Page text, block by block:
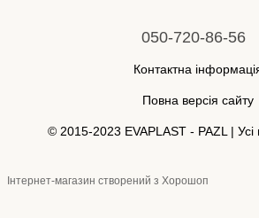
050-720-86-56
Контактна
Повна версія сайту
© 2015-2023 EVAPLAST - PAZL | Усі
Інтернет-магазин створений з Хорошоп